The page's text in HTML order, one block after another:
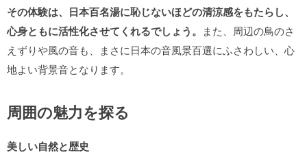
その体験は、日本百名湯に恥じないほどの清涼感をもたらし、
心身ともに活性化させてくれるでしょう。 また、周辺の鳥のさ
えずりや風の音も、まさに日本の音風景百選にふさわしい、心
地よい背景音となります。
周囲の魅力を探る
美しい自然と歴史